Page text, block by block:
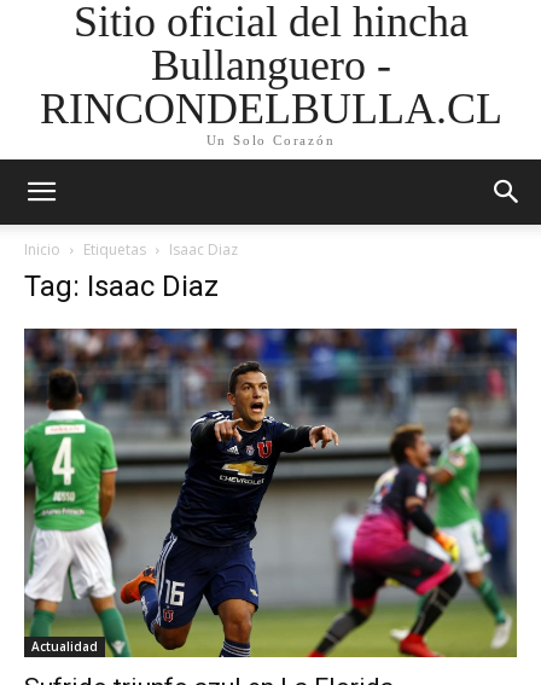
Sitio oficial del hincha
Bullanguero -
RINCONDELBULLA.CL
Un Solo Corazón
Inicio Etiquetas Isaac Diaz
Tag: Isaac Diaz
Actualidad